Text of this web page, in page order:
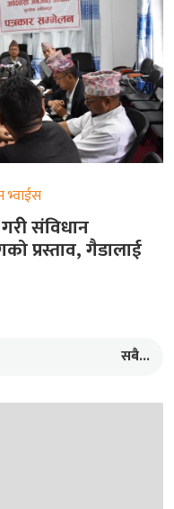
भ्वाईस
संविधान
प्रस्ताव, गैडालाई
सबै...